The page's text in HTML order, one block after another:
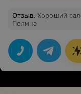
Отзыв. Хороший
Полина